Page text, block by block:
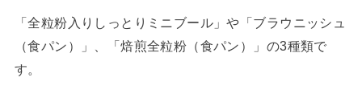
「全粒粉入りしっとりミニブール」や「ブラウニッシュ
（食パン）」、「焙煎全粒粉（食パン）」の3種類で
す。